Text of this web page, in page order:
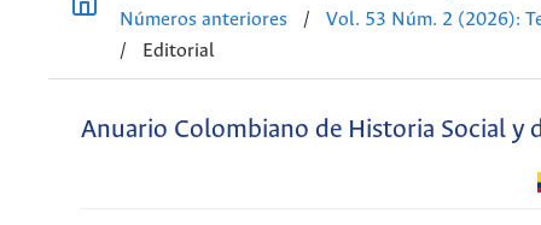
Números anteriores
/
Vol. 53 Núm. 2 (2026):
/
Editorial
Anuario Colombiano de Historia Social y